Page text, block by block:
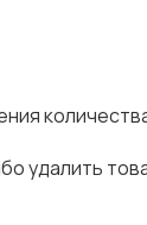
удалить